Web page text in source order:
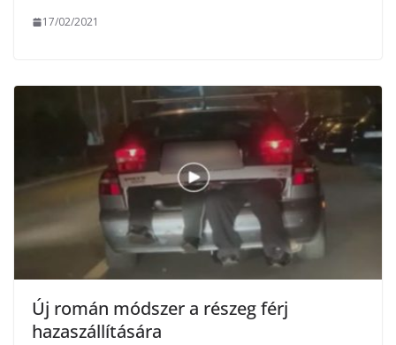
17/02/2021
Új román módszer a részeg férj
hazaszállítására